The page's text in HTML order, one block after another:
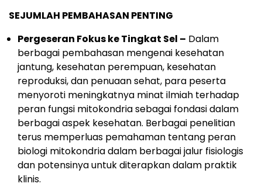
SEJUMLAH PEMBAHASAN PENTING
Pergeseran Fokus ke Tingkat Sel – Dalam
berbagai pembahasan mengenai kesehatan
jantung, kesehatan perempuan, kesehatan
reproduksi, dan penuaan sehat, para peserta
menyoroti meningkatnya minat ilmiah terhadap
peran fungsi mitokondria sebagai fondasi dalam
berbagai aspek kesehatan. Berbagai penelitian
terus memperluas pemahaman tentang peran
biologi mitokondria dalam berbagai jalur fisiologis
dan potensinya untuk diterapkan dalam praktik
klinis.